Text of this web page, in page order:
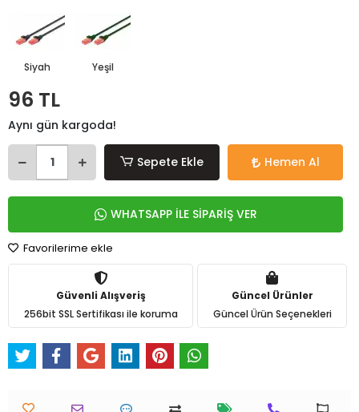
Siyah Yeşil
96 TL
Aynı gün kargoda!
Sepete Ekle Hemen Al
WHATSAPP İLE SİPARİŞ VER
Favorilerime ekle
Güvenli Alışveriş
256bit SSL Sertifikası ile koruma
Güncel Ürünler
Güncel Ürün Seçenekleri